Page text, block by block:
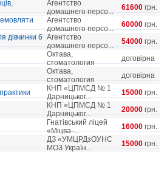
Агентство
домашнего персо...
61600 грн.
Агентство
домашнего персо...
60000 грн.
дівчинки 6 Агентство
домашнего персо...
54000 грн.
Октава,
стоматология
договірна
Октава,
стоматология
договірна
КНП «ЦПМСД № 1
Дарницьког...
15000 грн.
КНП «ЦПМСД № 1
Дарницьког...
20000 грн.
Гнатівський ліцей
«Міцва-...
16000 грн.
ДЗ «УМЦРДзОУНС
МОЗ Україн...
15000 грн.